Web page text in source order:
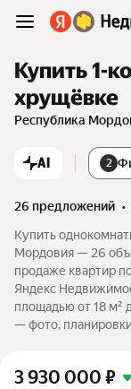
Купить 1-
хрущёвке
Республика
AI 2
26 предложений •
Купить
Мордовия — 26
продаже квартир
Яндекс
площадью от 18 м²
— фото,
3 930 000 ₽